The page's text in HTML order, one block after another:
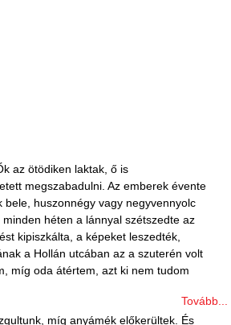
az ötödiken laktak, ő is
megszabadulni. Az emberek évente
huszonnégy vagy negyvennyolc
héten a lánnyal szétszedte az
kipiszkálta, a képeket leszedték,
a Hollán utcában az a szuterén volt
míg oda átértem, azt ki nem tudom
Tovább...
míg anyámék előkerültek. És